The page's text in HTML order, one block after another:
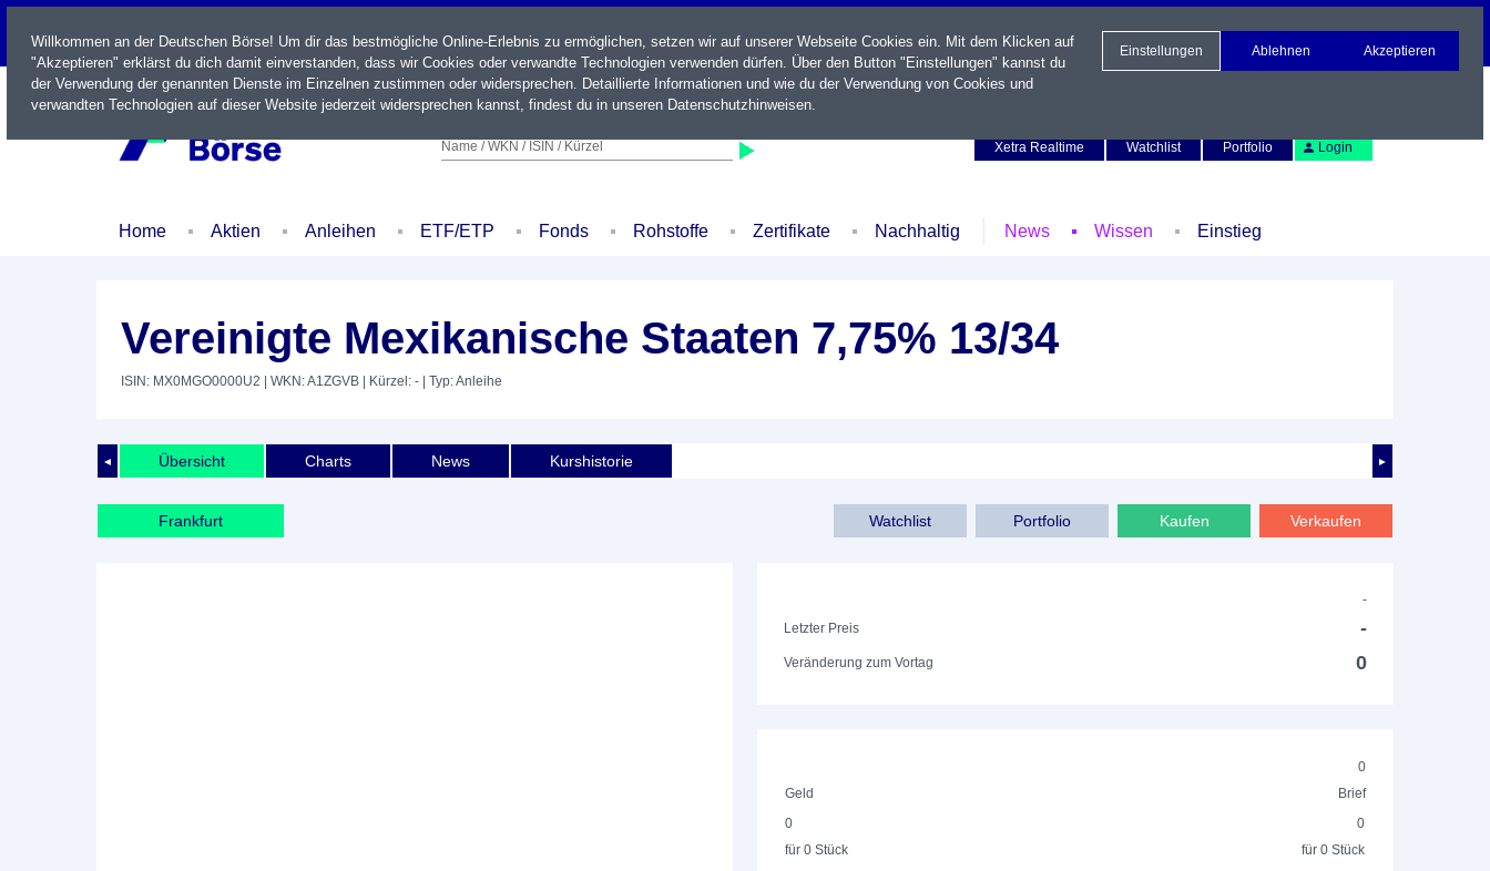
LIVE
Name / WKN / ISIN / Kürzel
Xetra Realtime
Watchlist Portfolio Login
Home Aktien Anleihen ETF/ETP Fonds Rohstoffe Zertifikate Nachhaltig News Wissen Einstieg
Vereinigte Mexikanische Staaten 7,75% 13/34
ISIN: MX0MGO0000U2 | WKN: A1ZGVB | Kürzel: - | Typ: Anleihe
◄ ►
Übersicht Charts News Kurshistorie
Frankfurt Verkaufen
Kaufen
Portfolio
Watchlist
-
Letzter Preis
-
Veränderung zum Vortag 0
0
Geld
Brief
0
für 0 Stück
0
für 0 Stück
Willkommen an der Deutschen Börse! Um dir das bestmögliche Online-Erlebnis zu ermöglichen, setzen wir auf unserer Webseite Cookies ein. Mit dem Klicken auf
"Akzeptieren" erklärst du dich damit einverstanden, dass wir Cookies oder verwandte Technologien verwenden dürfen. Über den Button "Einstellungen" kannst du
der Verwendung der genannten Dienste im Einzelnen zustimmen oder widersprechen. Detaillierte Informationen und wie du der Verwendung von Cookies und
verwandten Technologien auf dieser Website jederzeit widersprechen kannst, findest du in unseren Datenschutzhinweisen.
Einstellungen Ablehnen Akzeptieren